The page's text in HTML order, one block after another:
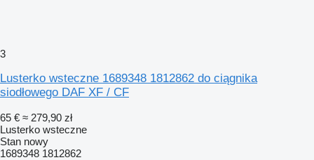
3
Lusterko wsteczne 1689348 1812862 do ciągnika
siodłowego DAF XF / CF
65 € ≈ 279,90 zł
Lusterko wsteczne
Stan nowy
1689348 1812862